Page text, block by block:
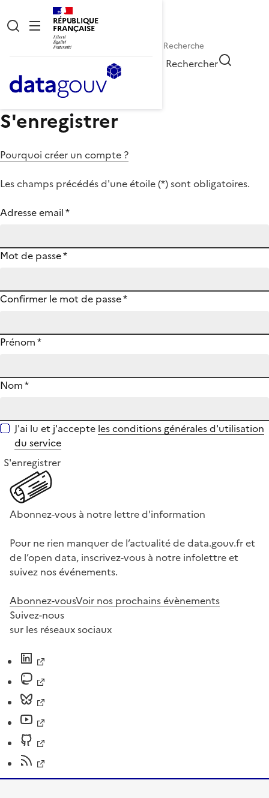
RÉPUBLIQUE
FRANÇAISE
Rechercher
S'enregistrer
Pourquoi créer un compte ?
Les champs précédés d'une étoile (*) sont obligatoires.
Adresse email*
Mot de passe*
Confirmer le mot de passe*
Prénom*
Nom*
J'ai lu et j'accepte les conditions générales d'utilisation
du service
S'enregistrer
Abonnez-vous à notre lettre d'information
Pour ne rien manquer de l’actualité de data.gouv.fr et
de l’open data, inscrivez-vous à notre infolettre et
suivez nos événements.
Abonnez-vousVoir nos prochains évènements
Suivez-nous
sur les réseaux sociaux